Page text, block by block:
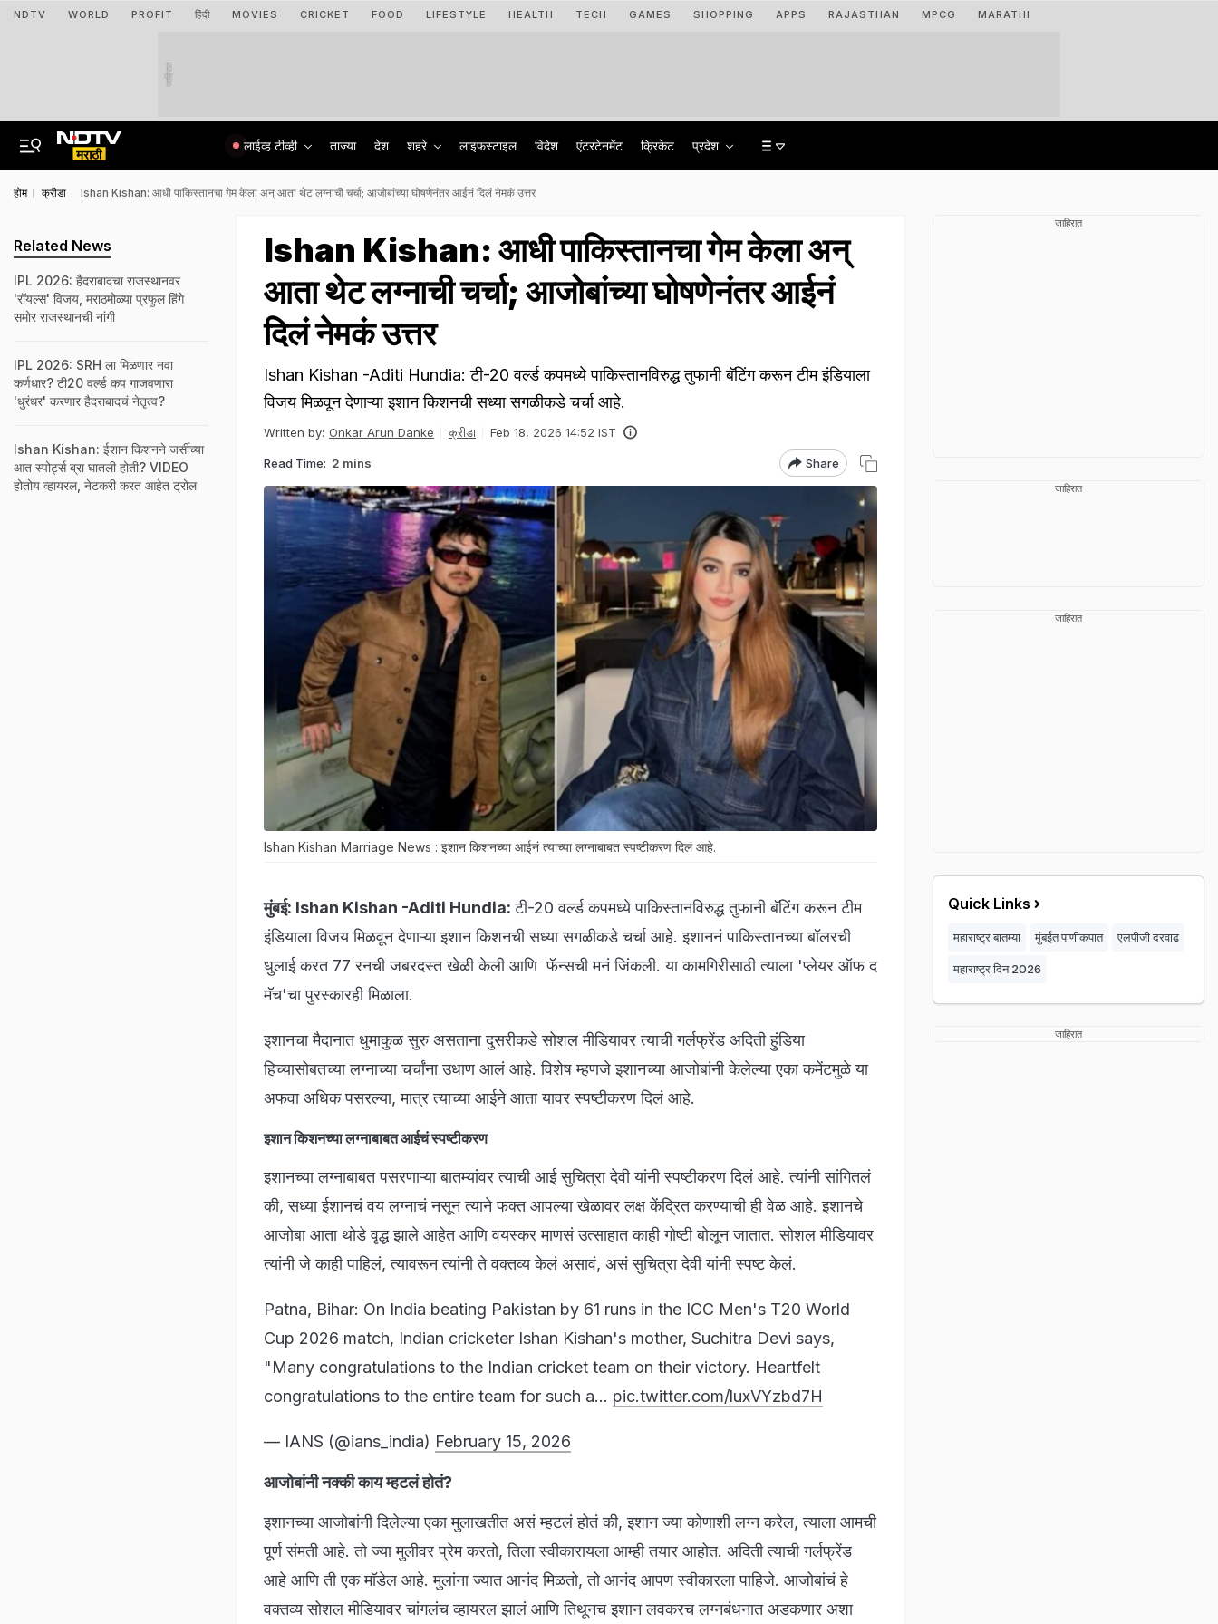
NDTV WORLD PROFIT हिंदी MOVIES CRICKET FOOD LIFESTYLE HEALTH TECH GAMES SHOPPING APPS RAJASTHAN MPCG MARATHI
जाहिरात
लाईव्ह टीव्ही ताज्या देश शहरे लाइफस्टाइल विदेश एंटरटेनमेंट क्रिकेट प्रदेश
होम क्रीडा Ishan Kishan: आधी पाकिस्तानचा गेम केला अन् आता थेट लग्नाची चर्चा; आजोबांच्या घोषणेनंतर आईनं दिलं नेमकं उत्तर
Ishan Kishan: आधी पाकिस्तानचा गेम केला अन्
आता थेट लग्नाची चर्चा; आजोबांच्या घोषणेनंतर आईनं
दिलं नेमकं उत्तर
Ishan Kishan -Aditi Hundia: टी-20 वर्ल्ड कपमध्ये पाकिस्तानविरुद्ध तुफानी बॅटिंग करून टीम इंडियाला
विजय मिळवून देणाऱ्या इशान किशनची सध्या सगळीकडे चर्चा आहे.
Written by: Onkar Arun Danke क्रीडा Feb 18, 2026 14:52 IST
Read Time: 2 mins Share
Ishan Kishan Marriage News : इशान किशनच्या आईनं त्याच्या लग्नाबाबत स्पष्टीकरण दिलं आहे.
मुंबई: Ishan Kishan -Aditi Hundia:टी-20 वर्ल्ड कपमध्ये पाकिस्तानविरुद्ध तुफानी बॅटिंग करून टीम
इंडियाला विजय मिळवून देणाऱ्या इशान किशनची सध्या सगळीकडे चर्चा आहे. इशाननं पाकिस्तानच्या बॉलरची
धुलाई करत 77 रनची जबरदस्त खेळी केली आणि फॅन्सची मनं जिंकली. या कामगिरीसाठी त्याला 'प्लेयर ऑफ द
मॅच'चा पुरस्कारही मिळाला.
इशानचा मैदानात धुमाकुळ सुरु असताना दुसरीकडे सोशल मीडियावर त्याची गर्लफ्रेंड अदिती हुंडिया
हिच्यासोबतच्या लग्नाच्या चर्चांना उधाण आलं आहे. विशेष म्हणजे इशानच्या आजोबांनी केलेल्या एका कमेंटमुळे या
अफवा अधिक पसरल्या, मात्र त्याच्या आईने आता यावर स्पष्टीकरण दिलं आहे.
इशान किशनच्या लग्नाबाबत आईचं स्पष्टीकरण
इशानच्या लग्नाबाबत पसरणाऱ्या बातम्यांवर त्याची आई सुचित्रा देवी यांनी स्पष्टीकरण दिलं आहे. त्यांनी सांगितलं
की, सध्या ईशानचं वय लग्नाचं नसून त्याने फक्त आपल्या खेळावर लक्ष केंद्रित करण्याची ही वेळ आहे. इशानचे
आजोबा आता थोडे वृद्ध झाले आहेत आणि वयस्कर माणसं उत्साहात काही गोष्टी बोलून जातात. सोशल मीडियावर
त्यांनी जे काही पाहिलं, त्यावरून त्यांनी ते वक्तव्य केलं असावं, असं सुचित्रा देवी यांनी स्पष्ट केलं.
Patna, Bihar: On India beating Pakistan by 61 runs in the ICC Men's T20 World
Cup 2026 match, Indian cricketer Ishan Kishan's mother, Suchitra Devi says,
"Many congratulations to the Indian cricket team on their victory. Heartfelt
congratulations to the entire team for such a… pic.twitter.com/luxVYzbd7H
— IANS (@ians_india) February 15, 2026
आजोबांनी नक्की काय म्हटलं होतं?
इशानच्या आजोबांनी दिलेल्या एका मुलाखतीत असं म्हटलं होतं की, इशान ज्या कोणाशी लग्न करेल, त्याला आमची
पूर्ण संमती आहे. तो ज्या मुलीवर प्रेम करतो, तिला स्वीकारायला आम्ही तयार आहोत. अदिती त्याची गर्लफ्रेंड
आहे आणि ती एक मॉडेल आहे. मुलांना ज्यात आनंद मिळतो, तो आनंद आपण स्वीकारला पाहिजे. आजोबांचं हे
वक्तव्य सोशल मीडियावर चांगलंच व्हायरल झालं आणि तिथूनच इशान लवकरच लग्नबंधनात अडकणार अशा
Related News
IPL 2026: हैदराबादचा राजस्थानवर
'रॉयल्स' विजय, मराठमोळ्या प्रफुल हिंगे
समोर राजस्थानची नांगी
IPL 2026: SRH ला मिळणार नवा
कर्णधार? टी20 वर्ल्ड कप गाजवणारा
'धुरंधर' करणार हैदराबादचं नेतृत्व?
Ishan Kishan: ईशान किशनने जर्सीच्या
आत स्पोर्ट्स ब्रा घातली होती? VIDEO
होतोय व्हायरल, नेटकरी करत आहेत ट्रोल
जाहिरात
जाहिरात
जाहिरात
Quick Links
महाराष्ट्र बातम्या मुंबईत पाणीकपात एलपीजी दरवाढ
महाराष्ट्र दिन 2026
जाहिरात